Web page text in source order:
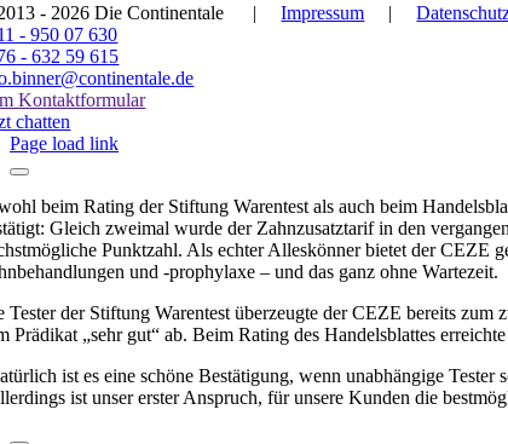
- 2026 Die Continentale
| Impressum |
- 950 07 630
- 632 59 615
Kontaktformular
chatten
Page load link
beim Rating der Stiftung Warentest als auch beim
Gleich zweimal wurde der Zahnzusatztarif in den
Punktzahl. Als echter Alleskönner bietet der CEZE
und -prophylaxe – und das ganz ohne Wartezeit.
Tester der Stiftung Warentest überzeugte der CEZE bereits
Prädikat „sehr gut“ ab. Beim Rating des Handelsblattes
ist es eine schöne Bestätigung, wenn unabhängige
ist unser erster Anspruch, für unsere Kunden die